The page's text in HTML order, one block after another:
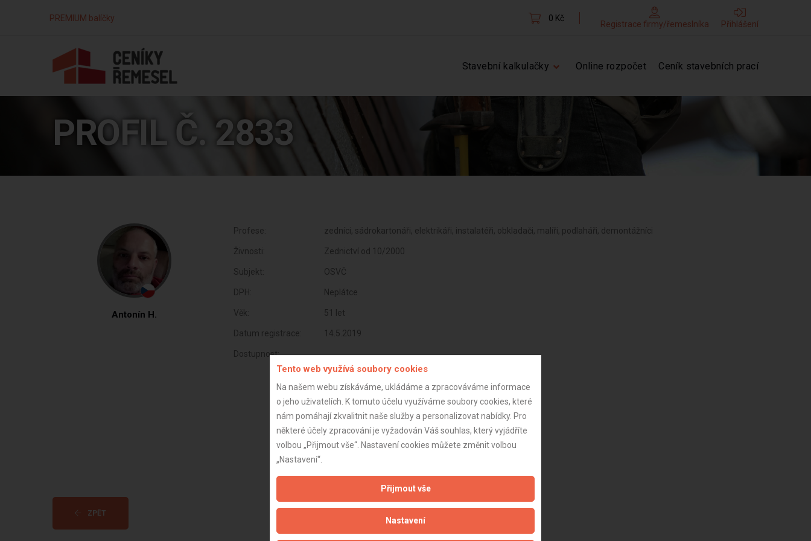
PREMIUM balíčky 0 Kč
Registrace firmy/řemeslníka Přihlášení
Stavební kalkulačky Online rozpočet Ceník stavebních prací
PROFIL Č. 2833
Antonín H.
Profese: zedníci, sádrokartonáři, elektrikáři, instalatéři, obkladači, malíři, podlaháři, demontážníci
Živnosti: Zednictví od 10/2000
Subjekt: OSVČ
DPH: Neplátce
Věk: 51 let
Datum registrace: 14.5.2019
Dostupnost:
ZPĚT
Tento web využívá soubory cookies
Na našem webu získáváme, ukládáme a zpracováváme informace
o jeho uživatelích. K tomuto účelu využíváme soubory cookies, které
nám pomáhají zkvalitnit naše služby a personalizovat nabídky. Pro
některé účely zpracování je vyžadován Váš souhlas, který vyjádříte
volbou „Přijmout vše“. Nastavení cookies můžete změnit volbou
„Nastavení“.
Přijmout vše
Nastavení